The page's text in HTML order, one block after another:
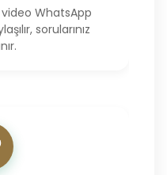
WhatsApp
sorularınız